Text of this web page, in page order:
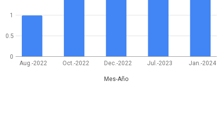
Aug.-2022 Oct.-2022 Dec.-2022 Jul.-2023 Jan.-2024
Mes-Año
0
0.5
1